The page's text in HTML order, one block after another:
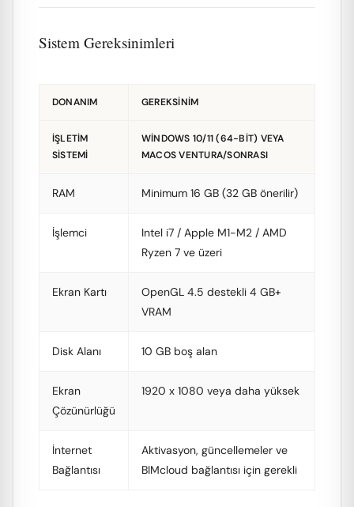
Sistem Gereksinimleri
DONANIM GEREKSINIM
İŞLETIM
SISTEMI
WINDOWS 10/11 (64-BIT) VEYA
MACOS VENTURA/SONRASI
RAM Minimum 16 GB (32 GB önerilir)
İşlemci
Intel i7 / Apple M1-M2 / AMD
Ryzen 7 ve üzeri
Ekran Kartı
OpenGL 4.5 destekli 4 GB+
VRAM
Disk Alanı 10 GB boş alan
Ekran
Çözünürlüğü
1920 x 1080 veya daha yüksek
İnternet
Bağlantısı
Aktivasyon, güncellemeler ve
BIMcloud bağlantısı için gerekli